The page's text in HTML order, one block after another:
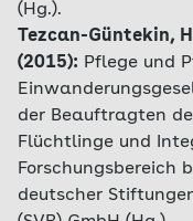
(Hg.).
Tezcan-Güntekin,
(2015): Pflege und
der Beauftragten
Flüchtlinge und
Forschungsbereich
deutscher